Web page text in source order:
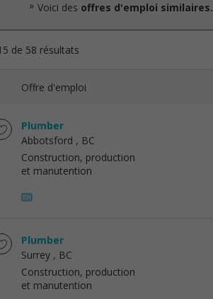
Voici des offres d'emploi similaires.
de 58 résultats
Offre d'emploi
Plumber
Abbotsford , BC
Construction, production
et manutention
Plumber
Surrey , BC
Construction, production
et manutention